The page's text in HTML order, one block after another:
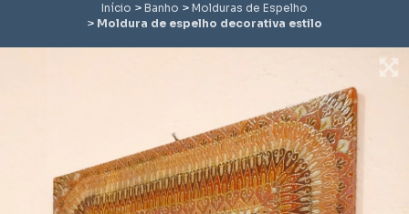
Início > Banho > Molduras de Espelho
> Moldura de espelho decorativa estilo